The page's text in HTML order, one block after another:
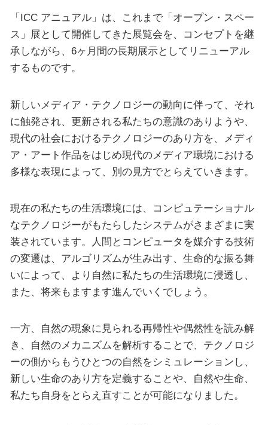
「ICC アニュアル」は、これまで「オープン・スペー
ス」展として開催してきた展覧会を、コンセプトを継
承しながら、6ヶ月間の長期展示としてリニューアル
するものです。
新しいメディア・テクノロジーの動向に伴って、それ
に触発され、更新される私たちの意識のありようや、
現代の社会におけるテクノロジーのあり方を、メディ
ア・アート作品をはじめ現代のメディア環境における
多様な表現によって、別の見方でとらえていきます。
現在の私たちの生活環境には、コンピュテーショナル
なテクノロジーがもたらしたシステムがさまざまに実
装されています。人間とコンピュータを媒介する技術
の変遷は、アルゴリズムが生み出す、生命的な振る舞
いによって、より自然に私たちの生活環境に浸透し、
また、将来もますます進んでいくでしょう。
一方、自然の現象に見られる再帰性や偶然性を読み解
き、自然のメカニズムを解析することで、テクノロジ
ーの側からもうひとつの自然をシミュレーションし、
新しい生命のあり方を定義することや、自然や生命、
私たち自身をとらえ直すことが可能になりました。